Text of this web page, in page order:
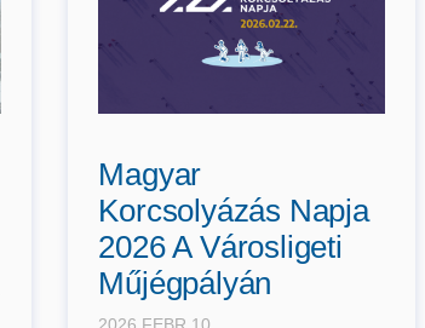
Magyar
Korcsolyázás Napja
2026 A Városligeti
Műjégpályán